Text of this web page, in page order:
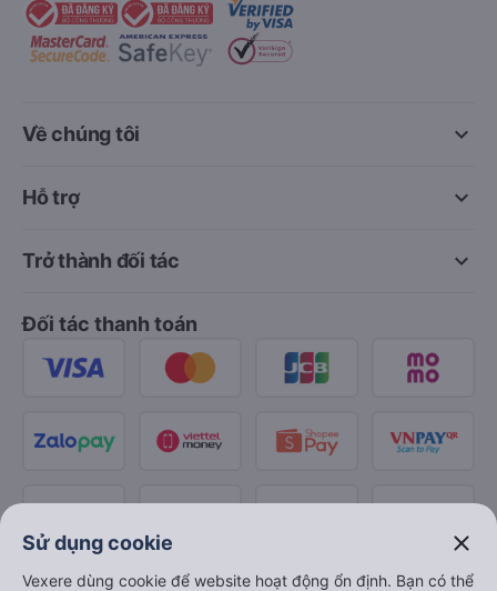
keyboard_arrow_down
Về chúng tôi
keyboard_arrow_down
Hỗ trợ
keyboard_arrow_down
Trở thành đối tác
Đối tác thanh toán
Sử dụng cookie close
Vexere dùng cookie để website hoạt động ổn định. Bạn có thể